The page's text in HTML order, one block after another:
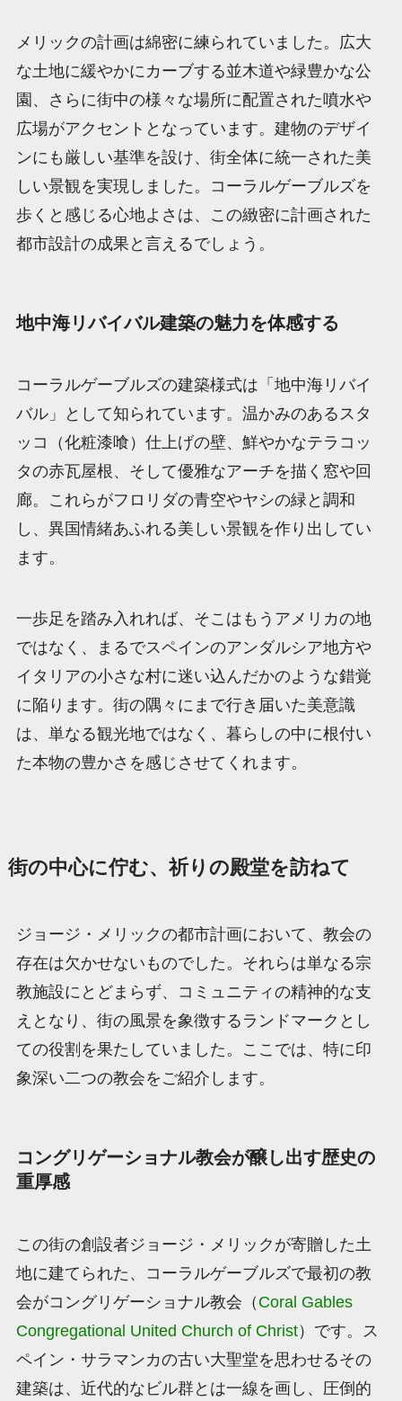
メリックの計画は綿密に練られていました。広大
な土地に緩やかにカーブする並木道や緑豊かな公
園、さらに街中の様々な場所に配置された噴水や
広場がアクセントとなっています。建物のデザイ
ンにも厳しい基準を設け、街全体に統一された美
しい景観を実現しました。コーラルゲーブルズを
歩くと感じる心地よさは、この緻密に計画された
都市設計の成果と言えるでしょう。
地中海リバイバル建築の魅力を体感する
コーラルゲーブルズの建築様式は「地中海リバイ
バル」として知られています。温かみのあるスタ
ッコ（化粧漆喰）仕上げの壁、鮮やかなテラコッ
タの赤瓦屋根、そして優雅なアーチを描く窓や回
廊。これらがフロリダの青空やヤシの緑と調和
し、異国情緒あふれる美しい景観を作り出してい
ます。
一歩足を踏み入れれば、そこはもうアメリカの地
ではなく、まるでスペインのアンダルシア地方や
イタリアの小さな村に迷い込んだかのような錯覚
に陥ります。街の隅々にまで行き届いた美意識
は、単なる観光地ではなく、暮らしの中に根付い
た本物の豊かさを感じさせてくれます。
街の中心に佇む、祈りの殿堂を訪ねて
ジョージ・メリックの都市計画において、教会の
存在は欠かせないものでした。それらは単なる宗
教施設にとどまらず、コミュニティの精神的な支
えとなり、街の風景を象徴するランドマークとし
ての役割を果たしていました。ここでは、特に印
象深い二つの教会をご紹介します。
コングリゲーショナル教会が醸し出す歴史の
重厚感
この街の創設者ジョージ・メリックが寄贈した土
地に建てられた、コーラルゲーブルズで最初の教
会がコングリゲーショナル教会（ Coral Gables
Congregational United Church of Christ）です。ス
ペイン・サラマンカの古い大聖堂を思わせるその
建築は、近代的なビル群とは一線を画し、圧倒的